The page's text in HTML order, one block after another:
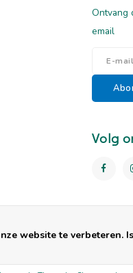
Ontvang
email
Volg
website te verbeteren.